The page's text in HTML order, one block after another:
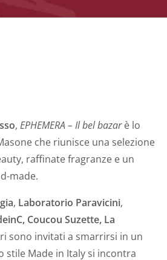
, EPHEMERA – Il bel bazarè lo
che riunisce una selezione
raffinate fragranze e un
made.
, Laboratorio Paravicini,
Coucou Suzette, La
sono invitati a smarrirsi in un
stile Made in Italy si incontra